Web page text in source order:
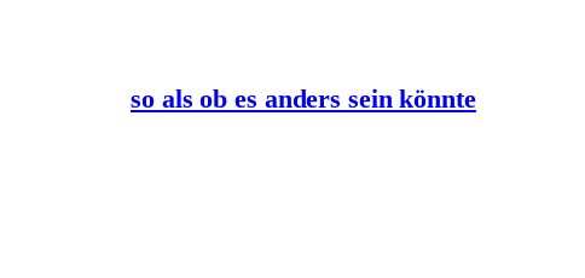
so als ob es anders sein könnte